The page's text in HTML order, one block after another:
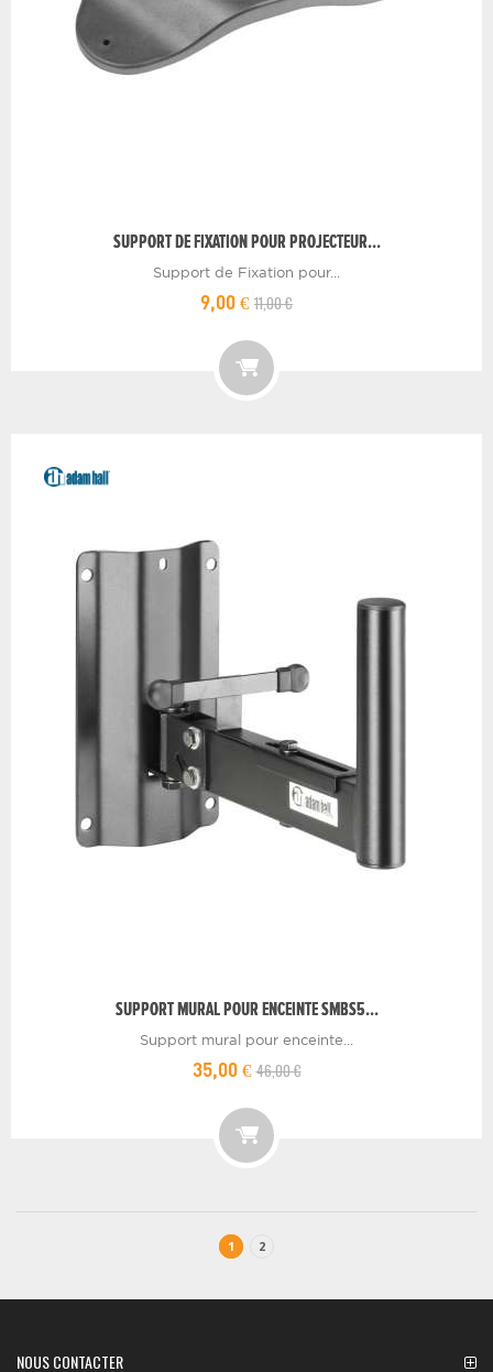
SUPPORT DE FIXATION POUR PROJECTEUR...
Support de Fixation pour...
9,00 € 11,00 €
SUPPORT MURAL POUR ENCEINTE SMBS5...
Support mural pour enceinte...
35,00 €46,00 €
1 2
NOUS CONTACTER